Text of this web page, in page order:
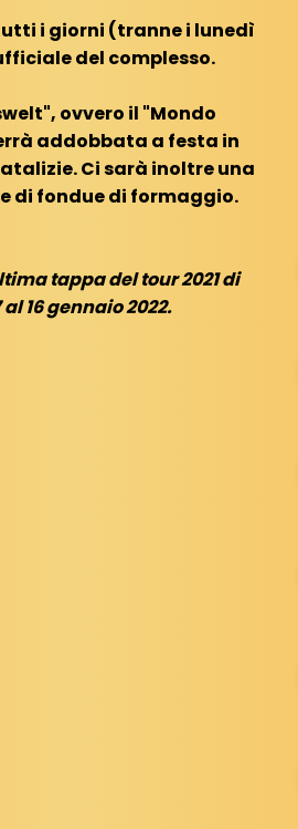
i giorni (tranne i lunedì
del complesso.
ovvero il "Mondo
addobbata a festa in
Ci sarà inoltre una
di fondue di formaggio.
tappa del tour 2021 di
16 gennaio 2022.